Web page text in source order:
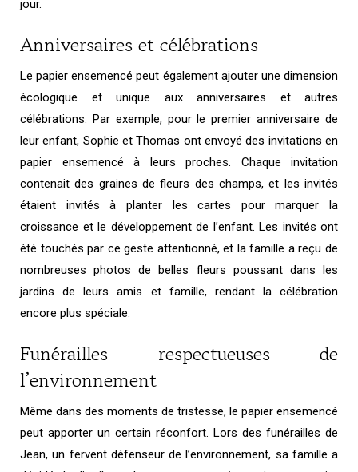
jour.
Anniversaires et célébrations
Le papier ensemencé peut également ajouter une dimension
écologique et unique aux anniversaires et autres
célébrations. Par exemple, pour le premier anniversaire de
leur enfant, Sophie et Thomas ont envoyé des invitations en
papier ensemencé à leurs proches. Chaque invitation
contenait des graines de fleurs des champs, et les invités
étaient invités à planter les cartes pour marquer la
croissance et le développement de l’enfant. Les invités ont
été touchés par ce geste attentionné, et la famille a reçu de
nombreuses photos de belles fleurs poussant dans les
jardins de leurs amis et famille, rendant la célébration
encore plus spéciale.
Funérailles respectueuses de
l’environnement
Même dans des moments de tristesse, le papier ensemencé
peut apporter un certain réconfort. Lors des funérailles de
Jean, un fervent défenseur de l’environnement, sa famille a